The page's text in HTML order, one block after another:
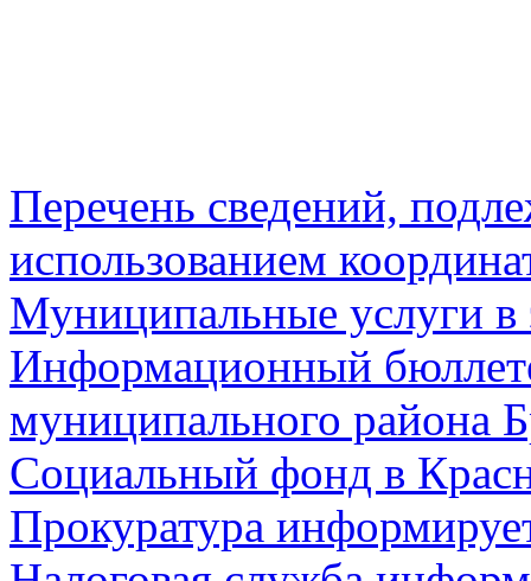
Перечень сведений,
использованием
Муниципальные услуги в
Информационный
муниципального района
Социальный фонд в
Прокуратура